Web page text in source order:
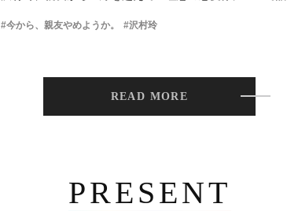
#今から、親友やめようか。 #沢村玲
READ MORE
PRESENT